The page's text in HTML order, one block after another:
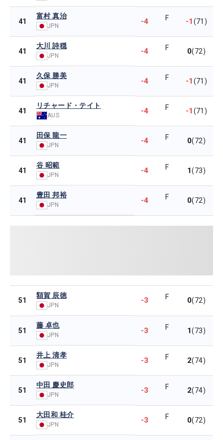
41
富村 真治
JPN -4 F -1(71)
41
大川 詩穏
JPN -4 F 0(72)
41
久保 勝美
JPN -4 F -1(71)
41
リチャード・テイト
AUS -4 F -1(71)
41
田保 龍一
JPN -4 F 0(72)
41
谷 昭範
JPN -4 F 1(73)
41
豊田 邦裕
JPN -4 F 0(72)
51
額賀 辰徳
JPN
-3 F 0(72)
51
藤 卓也
JPN -3 F 1(73)
51
井上 清孝
JPN -3 F 2(74)
51
中田 慶史郎
JPN -3 F 2(74)
51
大田和 桂介
JPN -3 F 0(72)